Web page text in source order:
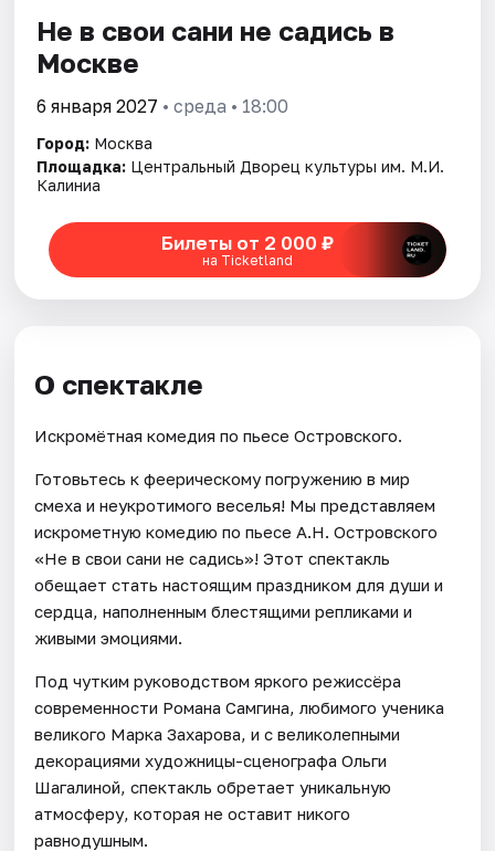
Не в свои сани не садись в
Москве
6 января 2027 • среда • 18:00
Город: Москва
Площадка: Центральный Дворец культуры им. М.И.
Калиниа
Билеты от 2 000 ₽
на Ticketland
О спектакле
Искромётная комедия по пьесе Островского.
Готовьтесь к феерическому погружению в мир
смеха и неукротимого веселья! Мы представляем
искрометную комедию по пьесе А.Н. Островского
«Не в свои сани не садись»! Этот спектакль
обещает стать настоящим праздником для души и
сердца, наполненным блестящими репликами и
живыми эмоциями.
Под чутким руководством яркого режиссёра
современности Романа Самгина, любимого ученика
великого Марка Захарова, и с великолепными
декорациями художницы-сценографа Ольги
Шагалиной, спектакль обретает уникальную
атмосферу, которая не оставит никого
равнодушным.